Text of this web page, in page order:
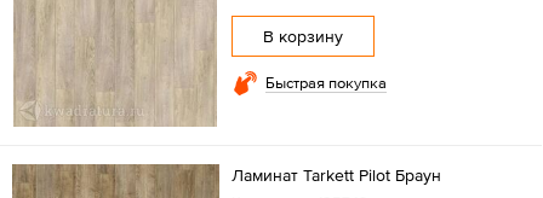
В корзину
Быстрая покупка
Ламинат Tarkett Pilot Браун